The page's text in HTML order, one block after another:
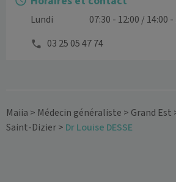
Lundi
07:30 - 12:00 / 14:00 -
03 25 05 47 74
Maiia > Médecin généraliste > Grand Est
Saint-Dizier> Dr Louise DESSE